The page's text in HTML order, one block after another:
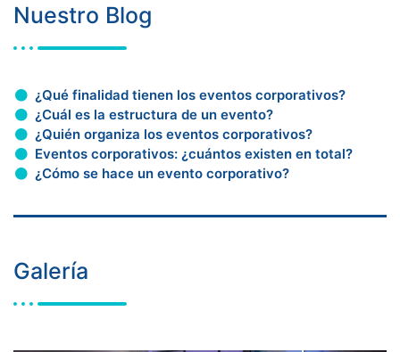
Nuestro Blog
¿Qué finalidad tienen los eventos corporativos?
¿Cuál es la estructura de un evento?
¿Quién organiza los eventos corporativos?
Eventos corporativos: ¿cuántos existen en total?
¿Cómo se hace un evento corporativo?
Galería